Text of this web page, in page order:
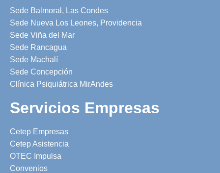
Sede Balmoral, Las Condes
Sede Nueva Los Leones, Providencia
Sede Viña del Mar
Sede Rancagua
Sede Machalí
Sede Concepción
Clínica Psiquiátrica MirAndes
Servicios Empresas
Cetep Empresas
Cetep Asistencia
OTEC Impulsa
Convenios